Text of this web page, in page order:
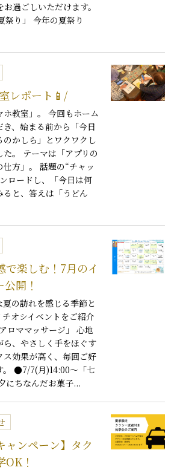
過ごしいただけます。
り」 今年の夏祭り
レポート📱/
ホ教室」。 今回もホーム
、始まる前から「今日
かしら」とワクワクし
。 テーマは「アプリの
方」。 話題の“チャッ
ロードし、「今日は何
と、答えは「うどん
で楽しむ！7月のイ
開！
の訪れを感じる季節と
オシイベントをご紹介
ロママッサージ」 心地
ら、やさしく手をほぐす
効果が高く、毎回ご好
。 ●7/7(月)14:00～「七
にちなんだお菓子...
ャンペーン】タク
！